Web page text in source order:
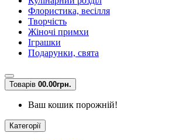
Флористика, весілля
Творчість
Жіночі примхи
Іграшки
Подарунки, свята
Товарів 00.00грн.
Ваш кошик порожній!
Категорії